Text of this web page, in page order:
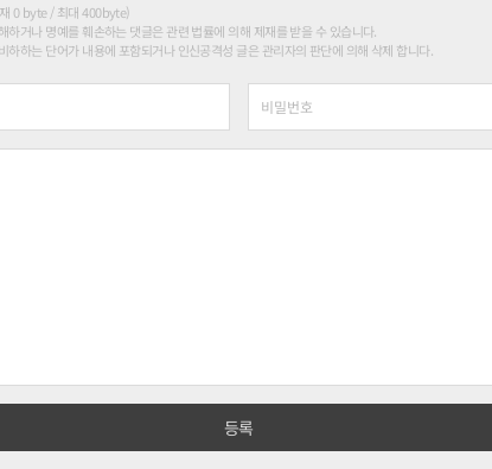
0 byte / 최대 400byte)
하거나 명예를 훼손하는 댓글은 관련 법률에 의해 제재를 받을 수 있습니다.
하하는 단어가 내용에 포함되거나 인신공격성 글은 관리자의 판단에 의해 삭제 합니다.